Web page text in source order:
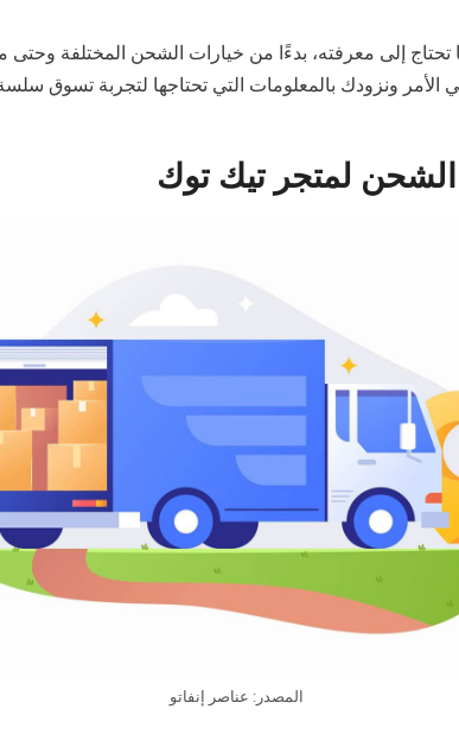
إلى معرفته، بدءًا من خيارات الشحن المختلفة وحتى
الأمر ونزودك بالمعلومات التي تحتاجها لتجربة تسوق
الشحن لمتجر تيك توك
المصدر: عناصر إنفاتو